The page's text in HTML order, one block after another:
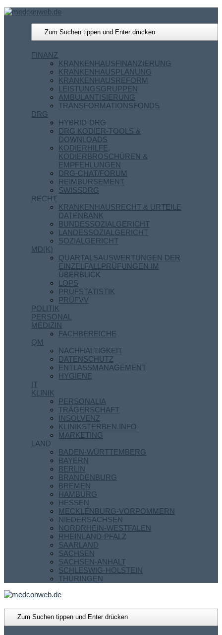
FINANZ
KRANKENHAUSFINANZIERUNG
KRANKENHAUSPLANUNG
KRANKENHAUSREFORM
LEISTUNGSGRUPPEN
AMBULANTISIERUNG
TRANSFORMATIONSFONDS
DRG
HYBRID-DRG
DRG KODIER-TOOLS &
DOWNLOADS
KODIERHILFE,
KODIERBROSCHÜREN &
EMPFEHLUNGEN
DRG-CHAT/FORUM
REIMBURSEMENT
SWISSDRG
RECHT
KRANKENHAUSRECHT & URTEILE
DATENBANK
BUNDESSOZIALGERICHT
LANDESSOZIALGERICHT
SOZIALGERICHT
MD(K)
QUARTALSAUSWERTUNGEN DER
EINZELFALLPRÜFUNGEN IM
ÜBERBLICK
LOPS
PRÜFSTATISTIK
PRÜFVV
POLITIK
PERSONAL
MEDIZIN
FACHBEREICHE
QM
NACHHALTIGKEIT
DATENSCHUTZ
ENTLASSMANAGEMENT
HYGIENE
IT
KLINIK
PERSONALIA
TRÄGERSCHAFT
INSOLVENZ
KLINIKSTERBEN.INFO
MARKETING
LAND
BADEN-WÜRTTEMBERG
BAYERN
BERLIN
BRANDENBURG
BREMEN
HAMBURG
HESSEN
MECKLENBURG-VORPOMMERN
NIEDERSACHSEN
NORDRHEIN-WESTFALEN
RHEINLAND-PFALZ
SAARLAND
SACHSEN
SACHSEN-ANHALT
SCHLESWIG-HOLSTEIN
THÜRINGEN